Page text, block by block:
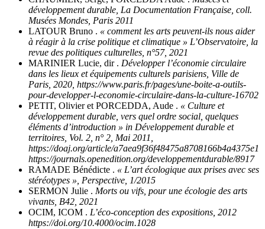
développement durable, La Documentation Française, coll.
Musées Mondes, Paris 2011
LATOUR Bruno . « comment les arts peuvent-ils nous aider
à réagir à la crise politique et climatique » L’Observatoire, la
revue des politiques culturelles, n°57, 2021
MARINIER Lucie, dir . Développer l’économie circulaire
dans les lieux et équipements culturels parisiens, Ville de
Paris, 2020, https://www.paris.fr/pages/une-boite-a-outils-
pour-developper-l-economie-circulaire-dans-la-culture-16702
PETIT, Olivier et PORCEDDA, Aude . « Culture et
développement durable, vers quel ordre social, quelques
éléments d’introduction » in Développement durable et
territoires, Vol. 2, n° 2, Mai 2011,
https://doaj.org/article/a7aea9f36f48475a8708166b4a4375e1
https://journals.openedition.org/developpementdurable/8917
RAMADE Bénédicte . « L’art écologique aux prises avec ses
stéréotypes », Perspective, 1/2015
SERMON Julie . Morts ou vifs, pour une écologie des arts
vivants, B42, 2021
OCIM, ICOM . L’éco-conception des expositions, 2012
https://doi.org/10.4000/ocim.1028